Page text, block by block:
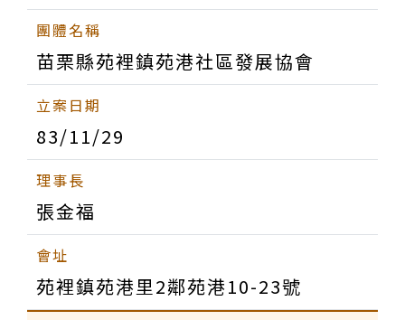
苗栗縣苑裡鎮苑港社區發展協會
83/11/29
張金福
苑裡鎮苑港里2鄰苑港10-23號